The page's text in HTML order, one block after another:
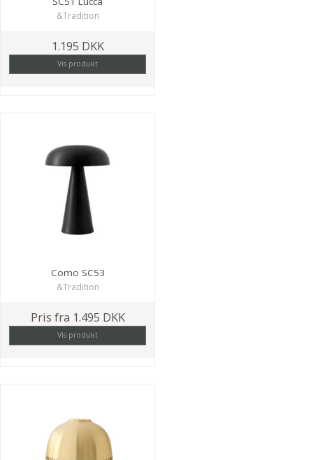
&Tradition
1.195 DKK
Vis produkt
Como SC53
&Tradition
Pris fra 1.495 DKK
Vis produkt